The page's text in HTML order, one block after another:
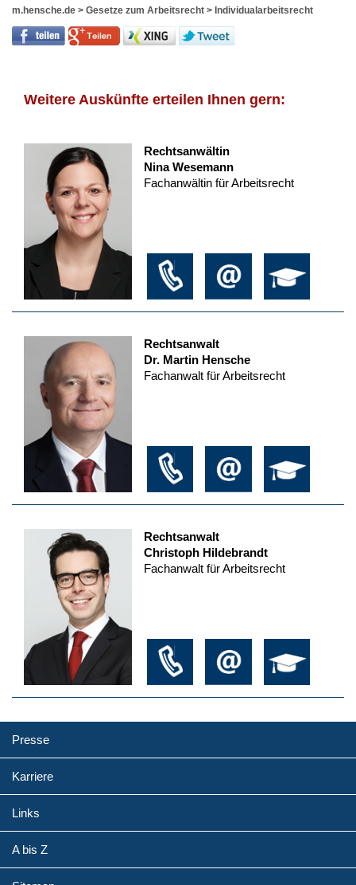
m.hensche.de > Gesetze zum Arbeitsrecht > Individualarbeitsrecht
Weitere Auskünfte erteilen Ihnen gern:
Rechtsanwältin
Nina Wesemann
Fachanwältin für Arbeitsrecht
Rechtsanwalt
Dr. Martin Hensche
Fachanwalt für Arbeitsrecht
Rechtsanwalt
Christoph Hildebrandt
Fachanwalt für Arbeitsrecht
Presse
Karriere
Links
A bis Z